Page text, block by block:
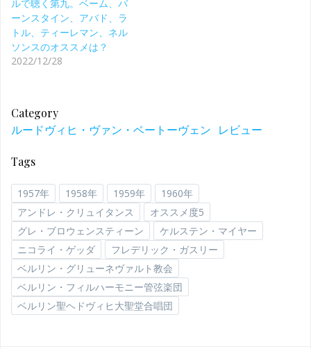
ルで聴く第九。ベーム、バ
ーンスタイン、アバド、ラ
トル、ティーレマン、ネル
ソンスのオススメは？
2022/12/28
Category
ルードヴィヒ・ヴァン・ベートーヴェン レビュー
Tags
1957年 1958年 1959年
1960年
アンドレ・クリュイタンス
オススメ度5
グレ・ブロウェンスティーン
ケルステン・マイヤー
ニコライ・ゲッダ
フレデリック・ガスリー
ベルリン・グリューネヴァルト教会
ベルリン・フィルハーモニー管弦楽団
ベルリン聖ヘドヴィヒ大聖堂合唱団